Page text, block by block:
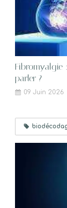
parler ?
09 Juin 2026